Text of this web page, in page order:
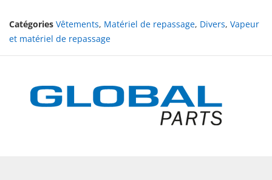
Catégories Vêtements, Matériel de repassage, Divers, Vapeur
et matériel de repassage